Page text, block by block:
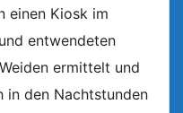
einen Kiosk im
entwendeten
ermittelt und
in den Nachtstunden